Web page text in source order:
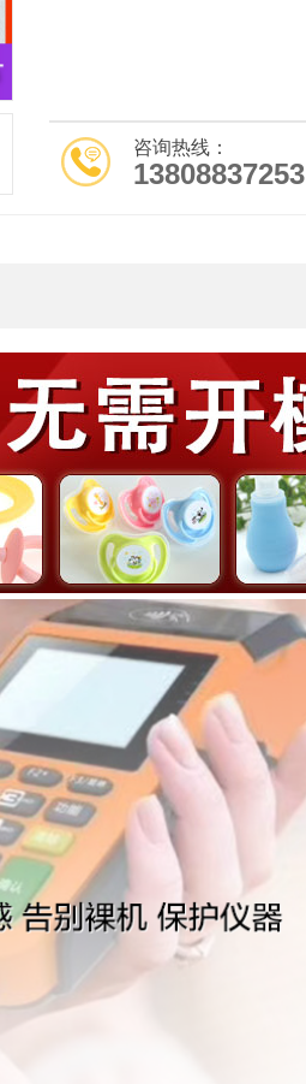
咨询热线：
13808837253